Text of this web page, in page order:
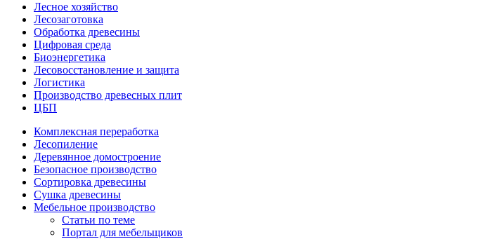
Лесное хозяйство
Лесозаготовка
Обработка древесины
Цифровая среда
Биоэнергетика
Лесовосстановление и защита
Логистика
Производство древесных плит
ЦБП
Комплексная переработка
Лесопиление
Деревянное домостроение
Безопасное производство
Сортировка древесины
Сушка древесины
Мебельное производство
Статьи по теме
Портал для мебельщиков